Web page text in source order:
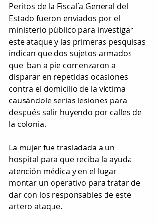
Peritos de la Fiscalía General del
Estado fueron enviados por el
ministerio público para investigar
este ataque y las primeras pesquisas
indican que dos sujetos armados
que iban a pie comenzaron a
disparar en repetidas ocasiones
contra el domicilio de la víctima
causándole serias lesiones para
después salir huyendo por calles de
la colonia.
La mujer fue trasladada a un
hospital para que reciba la ayuda
atención médica y en el lugar
montar un operativo para tratar de
dar con los responsables de este
artero ataque.